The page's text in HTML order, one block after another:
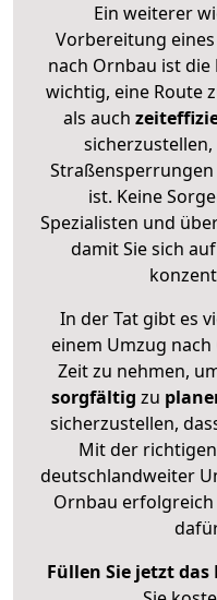
Ein weiterer
Vorbereitung
nach Ornbau ist die
wichtig, eine Route
als auch
ist. Keine
Spezialisten und
damit Sie sich
In der Tat gibt es
einem Umzug
Zeit zu nehmen,
sorgfältig zu
sicherzustellen,
Mit der
deutschlandweiter
Ornbau
Füllen Sie jetzt